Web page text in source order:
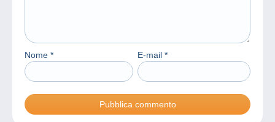
Nome * E-mail *